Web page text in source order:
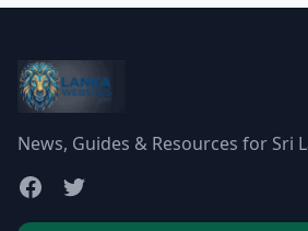
News, Guides & Resources for Sri